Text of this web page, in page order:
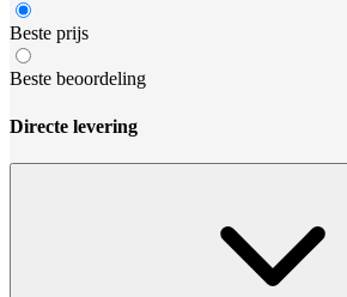
Beste prijs
Beste beoordeling
Directe levering